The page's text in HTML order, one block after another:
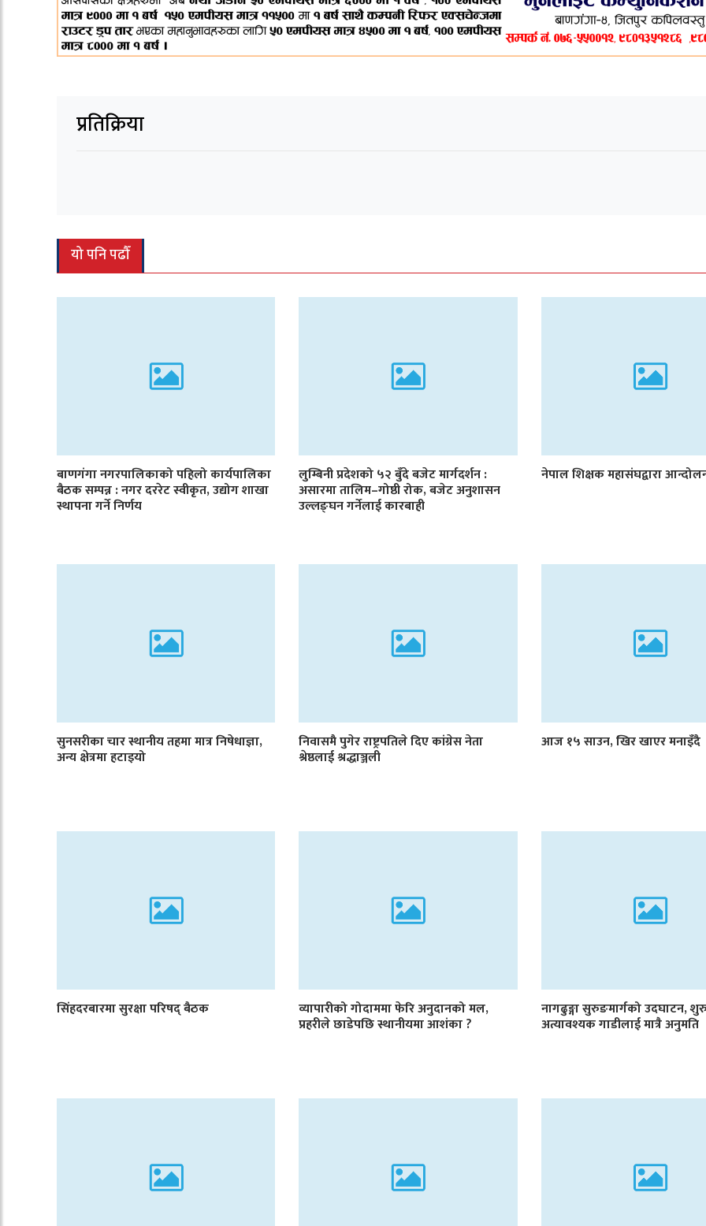
प्रतिक्रिया
यो पनि पढौँ
बाणगंगा नगरपालिकाको पहिलो कार्यपालिका
बैठक सम्पन्न : नगर दररेट स्वीकृत, उद्योग शाखा
स्थापना गर्ने निर्णय
लुम्बिनी प्रदेशको ५२ बुँदे बजेट मार्गदर्शन :
असारमा तालिम–गोष्ठी रोक, बजेट अनुशासन
उल्लङ्घन गर्नेलाई कारबाही
नेपाल शिक्षक महासंघद्वारा
सुनसरीका चार स्थानीय तहमा मात्र निषेधाज्ञा,
अन्य क्षेत्रमा हटाइयो
निवासमै पुगेर राष्ट्रपतिले दिए कांग्रेस नेता
श्रेष्ठलाई श्रद्धाञ्जली
आज १५ साउन, खिर खाएर मनाइँदै
सिंहदरबारमा सुरक्षा परिषद् बैठक व्यापारीको गोदाममा फेरि अनुदानको मल,
प्रहरीले छाडेपछि स्थानीयमा आशंका ?
नागढुङ्गा सुरुङमार्गको उदघाटन,
अत्यावश्यक गाडीलाई मात्रै अनुमति